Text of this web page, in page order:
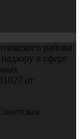
района.
в сфере
от